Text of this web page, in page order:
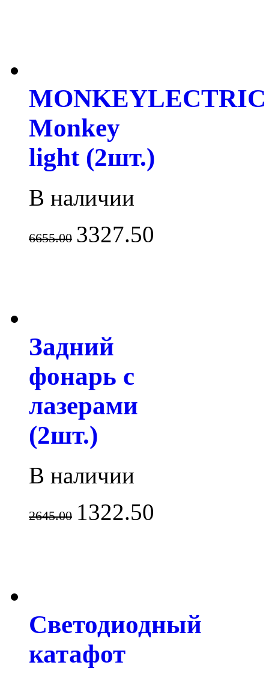
MONKEYLECTRIC
Monkey
light (2шт.)
В наличии
6655.00 3327.50
Задний
фонарь с
лазерами
(2шт.)
В наличии
2645.00 1322.50
Светодиодный
катафот